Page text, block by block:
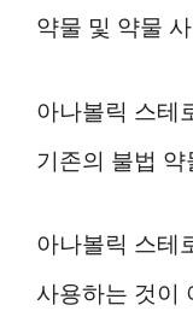
약물 및 약물
아나볼릭 스테
기존의 불법
아나볼릭 스테
사용하는 것이